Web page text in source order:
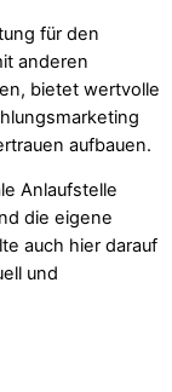
für den
anderen
bietet wertvolle
aufbauen.
Anlaufstelle
die eigene
auch hier darauf
und